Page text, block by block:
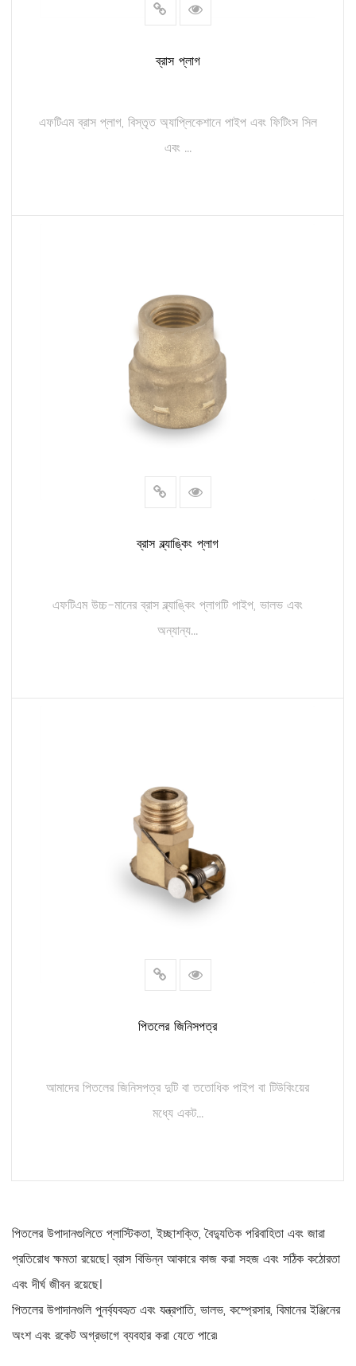
ব্রাস প্লাগ
এফটিএম ব্রাস প্লাগ, বিস্তৃত অ্যাপ্লিকেশানে পাইপ এবং ফিটিংস সিল
এবং ...
ব্রাস ব্ল্যাঙ্কিং প্লাগ
এফটিএম উচ্চ-মানের ব্রাস ব্ল্যাঙ্কিং প্লাগটি পাইপ, ভালভ এবং
অন্যান্য...
পিতলের জিনিসপত্র
আমাদের পিতলের জিনিসপত্র দুটি বা ততোধিক পাইপ বা টিউবিংয়ের
মধ্যে একট...
পিতলের উপাদানগুলিতে প্লাস্টিকতা, ইচ্ছাশক্তি, বৈদ্যুতিক পরিবাহিতা এবং জারা
প্রতিরোধ ক্ষমতা রয়েছে। ব্রাস বিভিন্ন আকারে কাজ করা সহজ এবং সঠিক কঠোরতা
এবং দীর্ঘ জীবন রয়েছে।
পিতলের উপাদানগুলি পুনর্ব্যবহৃত এবং যন্ত্রপাতি, ভালভ, কম্প্রেসার, বিমানের ইঞ্জিনের
অংশ এবং রকেট অগ্রভাগে ব্যবহার করা যেতে পারে৷